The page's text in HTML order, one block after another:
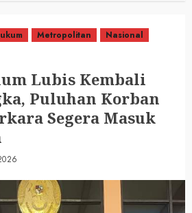
Metropolitan
Nasional
Lubis Kembali
Puluhan Korban
Segera Masuk